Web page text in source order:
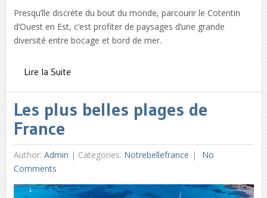
Presqu’île discrète du bout du monde, parcourir le Cotentin
d’Ouest en Est, c’est profiter de paysages d’une grande
diversité entre bocage et bord de mer.
Lire la Suite
Les plus belles plages de
France
Author: Admin | Categories: Notrebellefrance
No
Comments